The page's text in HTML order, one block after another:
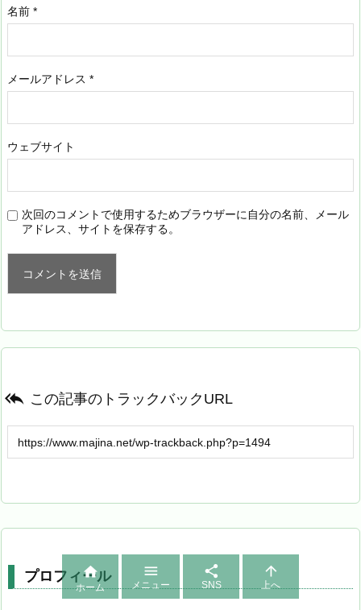
名前 *
メールアドレス *
ウェブサイト
次回のコメントで使用するためブラウザーに自分の名前、メール
アドレス、サイトを保存する。
 この記事のトラックバックURL
プロフィール

ホーム

メニュー

SNS

上へ